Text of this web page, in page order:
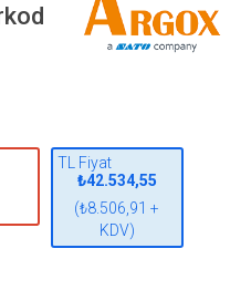
TL Fiyat
₺42.534,55
(₺8.506,91 +
KDV)